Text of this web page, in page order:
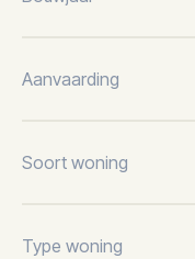
Aanvaarding
Soort woning
Type woning